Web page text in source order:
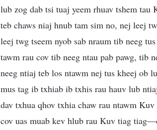
lub zog dab tsi tuaj yeem rhuav tshem
teb chaws niaj hnub tam sim no, nej leej
leej twg tseem nyob sab nraum tib neeg
tawm rau cov tib neeg ntau pab pawg, tib
neeg ntiaj teb los ntawm nej tus kheej ob
mus tag ib txhiab ib txhis rau hauv lub
dav txhua qhov txhia chaw rau ntawm
cov uas muab kev hlub rau Kuv tiag